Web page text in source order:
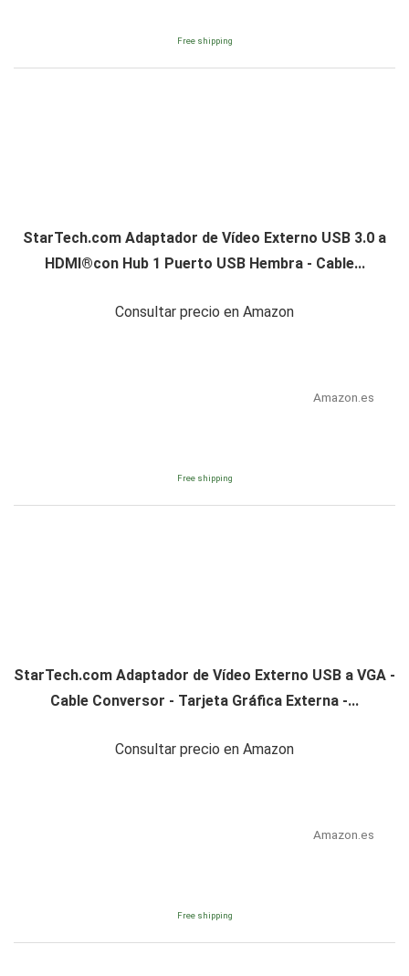
Free shipping
StarTech.com Adaptador de Vídeo Externo USB 3.0 a
HDMI®con Hub 1 Puerto USB Hembra - Cable...
Consultar precio en Amazon
Amazon.es
Free shipping
StarTech.com Adaptador de Vídeo Externo USB a VGA -
Cable Conversor - Tarjeta Gráfica Externa -...
Consultar precio en Amazon
Amazon.es
Free shipping